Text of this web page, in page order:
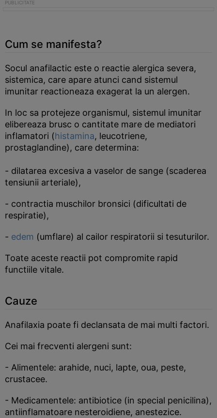
Cum se manifesta?
Socul anafilactic este o reactie alergica severa,
sistemica, care apare atunci cand sistemul
imunitar reactioneaza exagerat la un alergen.
In loc sa protejeze organismul, sistemul imunitar
elibereaza brusc o cantitate mare de mediatori
inflamatori (histamina, leucotriene,
prostaglandine), care determina:
- dilatarea excesiva a vaselor de sange (scaderea
tensiunii arteriale),
- contractia muschilor bronsici (dificultati de
respiratie),
- edem (umflare) al cailor respiratorii si tesuturilor.
Toate aceste reactii pot compromite rapid
functiile vitale.
Cauze
Anafilaxia poate fi declansata de mai multi factori.
Cei mai frecventi alergeni sunt:
- Alimentele: arahide, nuci, lapte, oua, peste,
crustacee.
- Medicamentele: antibiotice (in special penicilina),
antiinflamatoare nesteroidiene, anestezice.